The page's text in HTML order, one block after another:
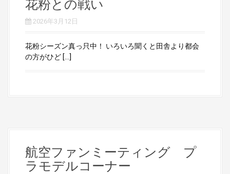
花粉との戦い
2026年3月12日
花粉シーズン真っ只中！ いろいろ聞くと田舎より都会
の方がひど […]
航空ファンミーティング プ
ラモデルコーナー